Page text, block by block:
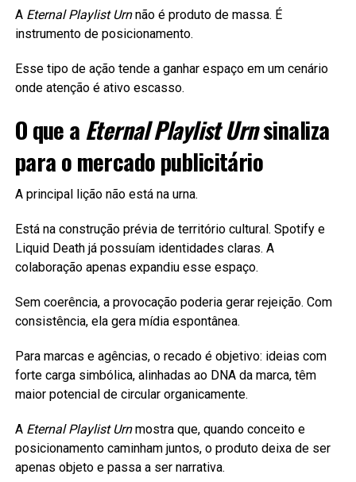
A Eternal Playlist Urnnão é produto de massa. É
instrumento de posicionamento.
Esse tipo de ação tende a ganhar espaço em um cenário
onde atenção é ativo escasso.
O que a Eternal Playlist Urnsinaliza
para o mercado publicitário
A principal lição não está na urna.
Está na construção prévia de território cultural. Spotify e
Liquid Death já possuíam identidades claras. A
colaboração apenas expandiu esse espaço.
Sem coerência, a provocação poderia gerar rejeição. Com
consistência, ela gera mídia espontânea.
Para marcas e agências, o recado é objetivo: ideias com
forte carga simbólica, alinhadas ao DNA da marca, têm
maior potencial de circular organicamente.
A Eternal Playlist Urnmostra que, quando conceito e
posicionamento caminham juntos, o produto deixa de ser
apenas objeto e passa a ser narrativa.